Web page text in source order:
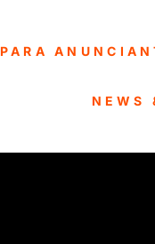
PARA
NEWS